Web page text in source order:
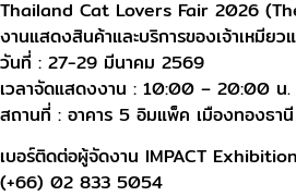
Thailand Cat Lovers Fair 2026
งานแสดงสินค้าและบริการของเจ้าเหมียว
วันที่ : 27-29 มีนาคม 2569
เวลาจัดแสดงงาน : 10:00 – 20:00 น.
สถานที่ : อาคาร 5 อิมแพ็ค เมืองทองธานี
เบอร์ติดต่อผู้จัดงาน IMPACT
(+66) 02 833 5054